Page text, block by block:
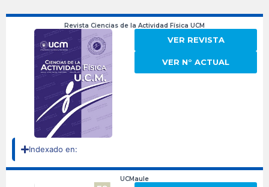
Revista Ciencias de la Actividad Física UCM
VER REVISTA
VER N° ACTUAL
Indexado en:
UCMaule